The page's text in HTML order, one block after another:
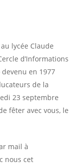
lycée Claude
d’Informations
devenu en 1977
de la
23 septembre
fêter avec vous, le
mail à
nous cet